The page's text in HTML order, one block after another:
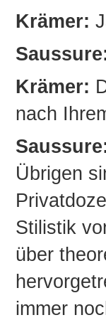
Krämer:
Krämer:
nach
Übrigen
Stilistik
über
immer